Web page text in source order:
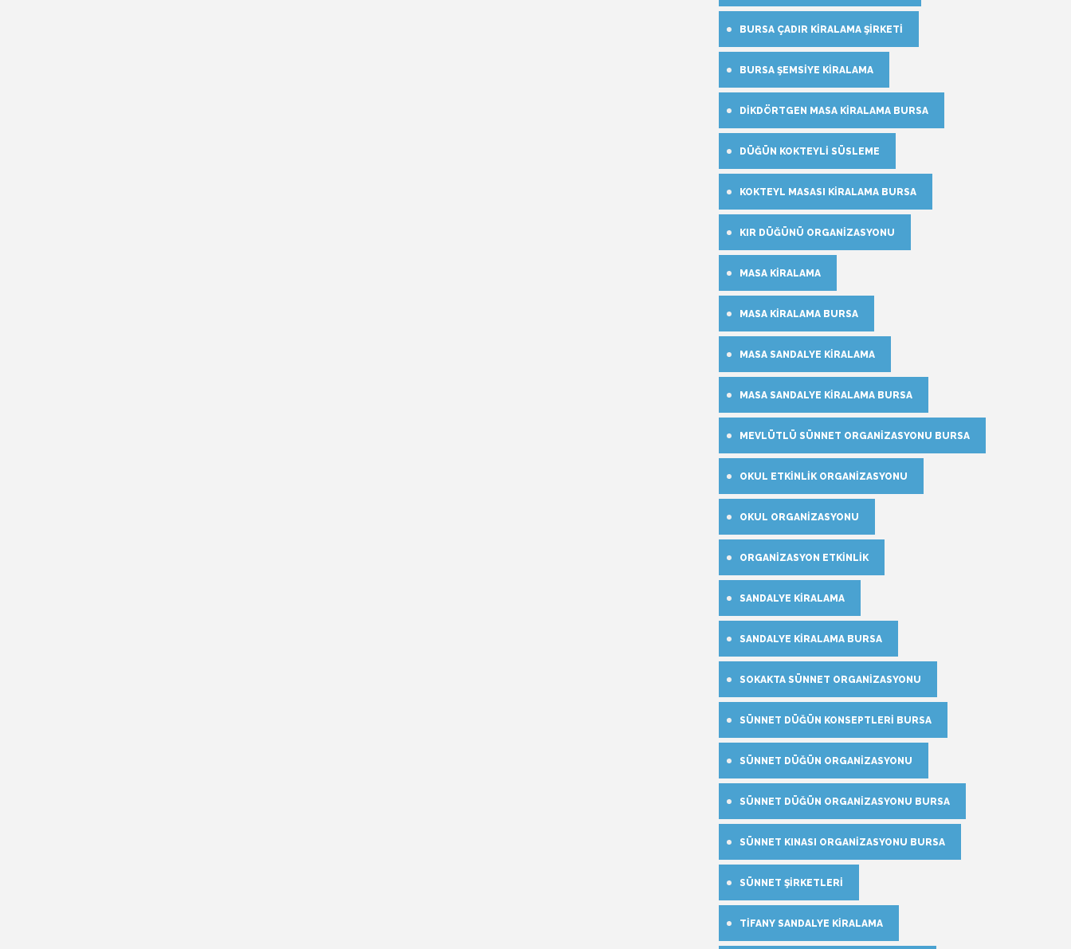
BURSA ÇADIR KIRALAMA ŞIRKETI
BURSA ŞEMSIYE KIRALAMA
DIKDÖRTGEN MASA KIRALAMA BURSA
DÜĞÜN KOKTEYLI SÜSLEME
KOKTEYL MASASI KIRALAMA BURSA
KIR DÜĞÜNÜ ORGANIZASYONU
MASA KIRALAMA
MASA KIRALAMA BURSA
MASA SANDALYE KIRALAMA
MASA SANDALYE KIRALAMA BURSA
MEVLÜTLÜ SÜNNET ORGANIZASYONU BURSA
OKUL ETKINLIK ORGANIZASYONU
OKUL ORGANIZASYONU
ORGANIZASYON ETKINLIK
SANDALYE KIRALAMA
SANDALYE KIRALAMA BURSA
SOKAKTA SÜNNET ORGANIZASYONU
SÜNNET DÜĞÜN KONSEPTLERI BURSA
SÜNNET DÜĞÜN ORGANIZASYONU
SÜNNET DÜĞÜN ORGANIZASYONU BURSA
SÜNNET KINASI ORGANIZASYONU BURSA
SÜNNET ŞIRKETLERI
TIFANY SANDALYE KIRALAMA